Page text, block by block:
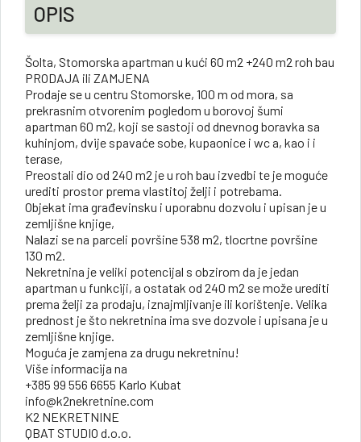
OPIS
Šolta, Stomorska apartman u kući 60 m2 +240 m2 roh bau
PRODAJA ili ZAMJENA
Prodaje se u centru Stomorske, 100 m od mora, sa
prekrasnim otvorenim pogledom u borovoj šumi
apartman 60 m2, koji se sastoji od dnevnog boravka sa
kuhinjom, dvije spavaće sobe, kupaonice i wc a, kao i i
terase,
Preostali dio od 240 m2 je u roh bau izvedbi te je moguće
urediti prostor prema vlastitoj želji i potrebama.
Objekat ima građevinsku i uporabnu dozvolu i upisan je u
zemljišne knjige,
Nalazi se na parceli površine 538 m2, tlocrtne površine
130 m2.
Nekretnina je veliki potencijal s obzirom da je jedan
apartman u funkciji, a ostatak od 240 m2 se može urediti
prema želji za prodaju, iznajmljivanje ili korištenje. Velika
prednost je što nekretnina ima sve dozvole i upisana je u
zemljišne knjige.
Moguća je zamjena za drugu nekretninu!
Više informacija na
+385 99 556 6655 Karlo Kubat
info@k2nekretnine.com
K2 NEKRETNINE
QBAT STUDIO d.o.o.